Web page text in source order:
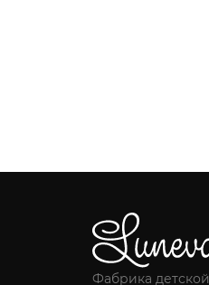
Фабрика детской